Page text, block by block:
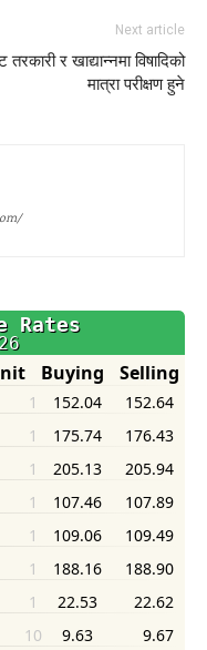
Next article
र खाद्यान्नमा विषादिको
मात्रा परीक्षण हुने